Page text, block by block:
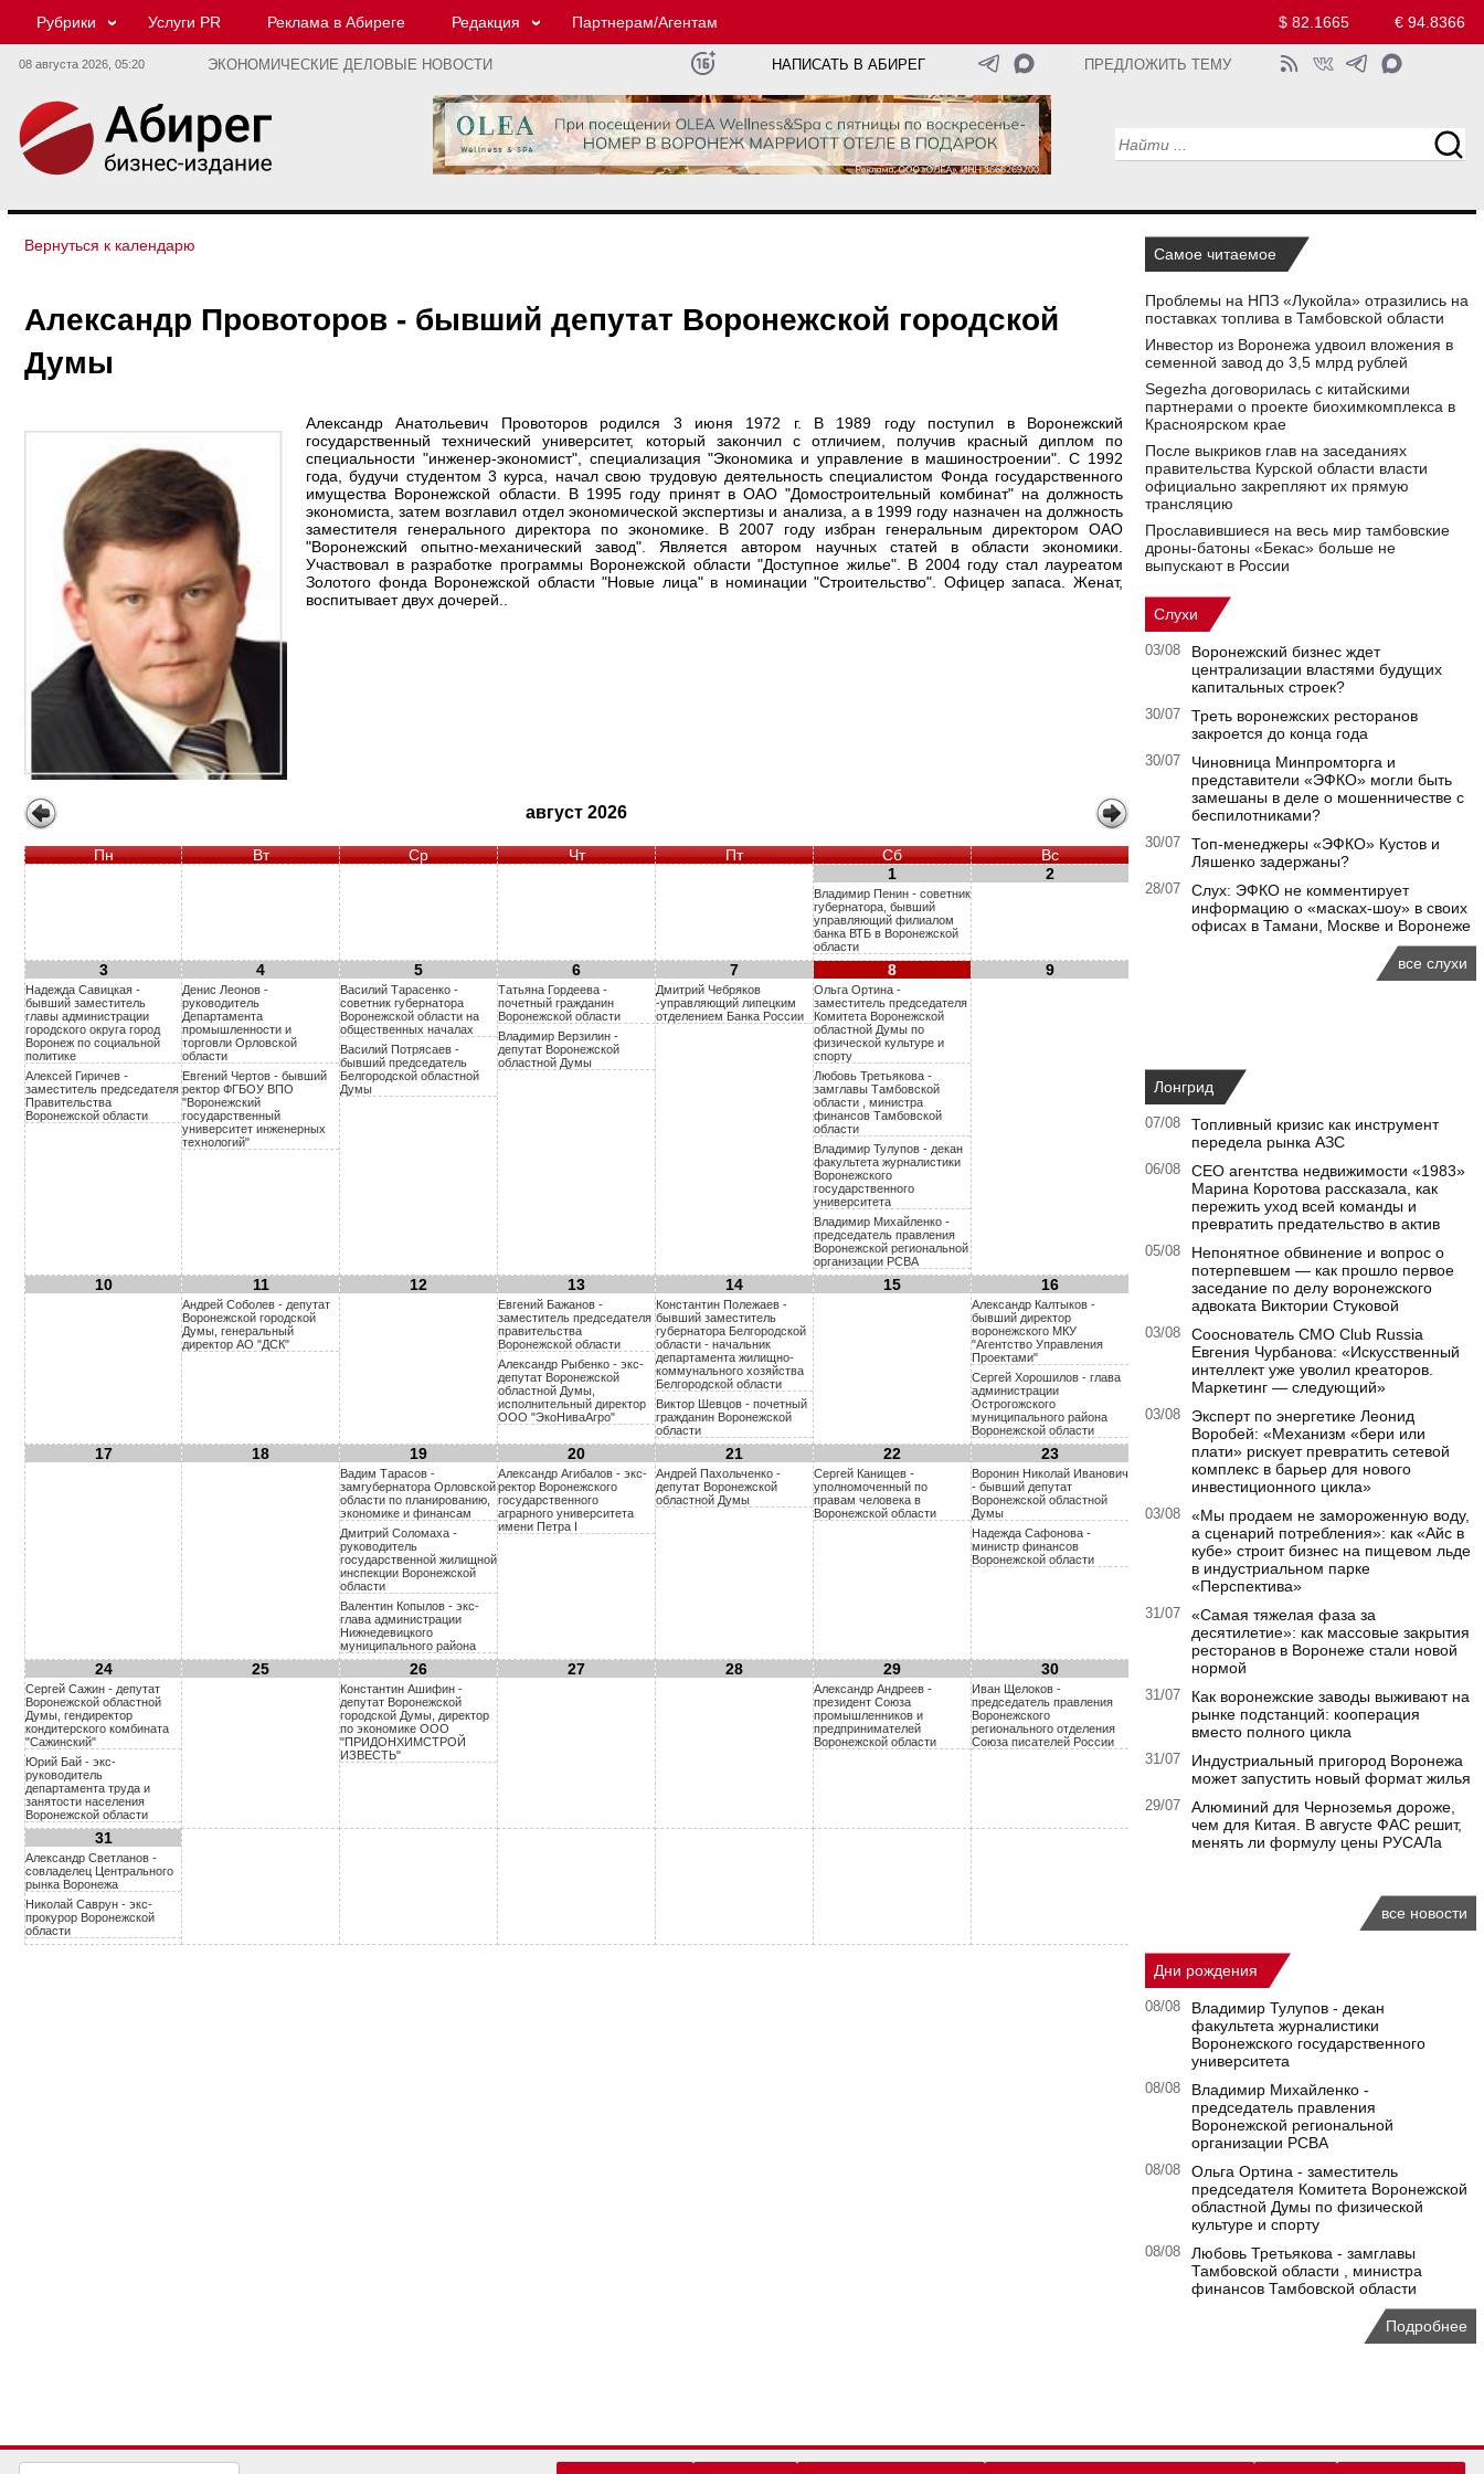
Рубрики Услуги PR Реклама в Абиреге Редакция Партнерам/Агентам $ 82.1665 € 94.8366
08 августа 2026, 05:20 ЭКОНОМИЧЕСКИЕ ДЕЛОВЫЕ НОВОСТИ НАПИСАТЬ В АБИРЕГ ПРЕДЛОЖИТЬ ТЕМУ
Вернуться к календарю
Александр Провоторов - бывший депутат Воронежской городской
Думы
Александр Анатольевич Провоторов родился 3 июня 1972 г. В 1989 году поступил в Воронежский
государственный технический университет, который закончил с отличием, получив красный диплом по
специальности "инженер-экономист", специализация "Экономика и управление в машиностроении". С 1992
года, будучи студентом 3 курса, начал свою трудовую деятельность специалистом Фонда государственного
имущества Воронежской области. В 1995 году принят в ОАО "Домостроительный комбинат" на должность
экономиста, затем возглавил отдел экономической экспертизы и анализа, а в 1999 году назначен на должность
заместителя генерального директора по экономике. В 2007 году избран генеральным директором ОАО
"Воронежский опытно-механический завод". Является автором научных статей в области экономики.
Участвовал в разработке программы Воронежской области "Доступное жилье". В 2004 году стал лауреатом
Золотого фонда Воронежской области "Новые лица" в номинации "Строительство". Офицер запаса. Женат,
воспитывает двух дочерей..
август 2026
Пн Вт Ср Чт Пт Сб
Вс
1
Владимир Пенин - советник
губернатора, бывший
управляющий филиалом
банка ВТБ в Воронежской
области
2
3
Надежда Савицкая -
бывший заместитель
главы администрации
городского округа город
Воронеж по социальной
политике
Алексей Гиричев -
заместитель председателя
Правительства
Воронежской области
4
Денис Леонов -
руководитель
Департамента
промышленности и
торговли Орловской
области
Евгений Чертов - бывший
ректор ФГБОУ ВПО
"Воронежский
государственный
университет инженерных
технологий"
5
Василий Тарасенко -
советник губернатора
Воронежской области на
общественных началах
Василий Потрясаев -
бывший председатель
Белгородской областной
Думы
6
Татьяна Гордеева -
почетный гражданин
Воронежской области
Владимир Верзилин -
депутат Воронежской
областной Думы
7
Дмитрий Чебряков
-управляющий липецким
отделением Банка России
8
Ольга Ортина -
заместитель председателя
Комитета Воронежской
областной Думы по
физической культуре и
спорту
Любовь Третьякова -
замглавы Тамбовской
области , министра
финансов Тамбовской
области
Владимир Тулупов - декан
факультета журналистики
Воронежского
государственного
университета
Владимир Михайленко -
председатель правления
Воронежской региональной
организации РСВА
9
10 11
Андрей Соболев - депутат
Воронежской городской
Думы, генеральный
директор АО "ДСК"
12 13
Евгений Бажанов -
заместитель председателя
правительства
Воронежской области
Александр Рыбенко - экс-
депутат Воронежской
областной Думы,
исполнительный директор
ООО "ЭкоНиваАгро"
14
Константин Полежаев -
бывший заместитель
губернатора Белгородской
области - начальник
департамента жилищно-
коммунального хозяйства
Белгородской области
Виктор Шевцов - почетный
гражданин Воронежской
области
15 16
Александр Калтыков -
бывший директор
воронежского МКУ
"Агентство Управления
Проектами"
Сергей Хорошилов - глава
администрации
Острогожского
муниципального района
Воронежской области
17 18 19
Вадим Тарасов -
замгубернатора Орловской
области по планированию,
экономике и финансам
Дмитрий Соломаха -
руководитель
государственной жилищной
инспекции Воронежской
области
Валентин Копылов - экс-
глава администрации
Нижнедевицкого
муниципального района
20
Александр Агибалов - экс-
ректор Воронежского
государственного
аграрного университета
имени Петра I
21
Андрей Пахольченко -
депутат Воронежской
областной Думы
22
Сергей Канищев -
уполномоченный по
правам человека в
Воронежской области
23
Воронин Николай Иванович
- бывший депутат
Воронежской областной
Думы
Надежда Сафонова -
министр финансов
Воронежской области
24
Сергей Сажин - депутат
Воронежской областной
Думы, гендиректор
кондитерского комбината
"Сажинский"
Юрий Бай - экс-
руководитель
департамента труда и
занятости населения
Воронежской области
25 26
Константин Ашифин -
депутат Воронежской
городской Думы, директор
по экономике ООО
"ПРИДОНХИМСТРОЙ
ИЗВЕСТЬ"
27 28 29
Александр Андреев -
президент Союза
промышленников и
предпринимателей
Воронежской области
30
Иван Щелоков -
председатель правления
Воронежского
регионального отделения
Союза писателей России
31
Александр Светланов -
совладелец Центрального
рынка Воронежа
Николай Саврун - экс-
прокурор Воронежской
области
Самое читаемое
Проблемы на НПЗ «Лукойла» отразились на
поставках топлива в Тамбовской области
Инвестор из Воронежа удвоил вложения в
семенной завод до 3,5 млрд рублей
Segezha договорилась с китайскими
партнерами о проекте биохимкомплекса в
Красноярском крае
После выкриков глав на заседаниях
правительства Курской области власти
официально закрепляют их прямую
трансляцию
Прославившиеся на весь мир тамбовские
дроны-батоны «Бекас» больше не
выпускают в России
Слухи
03/08
Воронежский бизнес ждет
централизации властями будущих
капитальных строек?
30/07
Треть воронежских ресторанов
закроется до конца года
30/07
Чиновница Минпромторга и
представители «ЭФКО» могли быть
замешаны в деле о мошенничестве с
беспилотниками?
30/07
Топ-менеджеры «ЭФКО» Кустов и
Ляшенко задержаны?
28/07
Слух: ЭФКО не комментирует
информацию о «масках-шоу» в своих
офисах в Тамани, Москве и Воронеже
все слухи
Лонгрид
07/08
Топливный кризис как инструмент
передела рынка АЗС
06/08
CEO агентства недвижимости «1983»
Марина Коротова рассказала, как
пережить уход всей команды и
превратить предательство в актив
05/08
Непонятное обвинение и вопрос о
потерпевшем — как прошло первое
заседание по делу воронежского
адвоката Виктории Стуковой
03/08
Сооснователь CMO Club Russia
Евгения Чурбанова: «Искусственный
интеллект уже уволил креаторов.
Маркетинг — следующий»
03/08
Эксперт по энергетике Леонид
Воробей: «Механизм «бери или
плати» рискует превратить сетевой
комплекс в барьер для нового
инвестиционного цикла»
03/08
«Мы продаем не замороженную воду,
а сценарий потребления»: как «Айс в
кубе» строит бизнес на пищевом льде
в индустриальном парке
«Перспектива»
31/07
«Самая тяжелая фаза за
десятилетие»: как массовые закрытия
ресторанов в Воронеже стали новой
нормой
31/07
Как воронежские заводы выживают на
рынке подстанций: кооперация
вместо полного цикла
31/07
Индустриальный пригород Воронежа
может запустить новый формат жилья
29/07
Алюминий для Черноземья дороже,
чем для Китая. В августе ФАС решит,
менять ли формулу цены РУСАЛа
все новости
Дни рождения
08/08
Владимир Тулупов - декан
факультета журналистики
Воронежского государственного
университета
08/08
Владимир Михайленко -
председатель правления
Воронежской региональной
организации РСВА
08/08
Ольга Ортина - заместитель
председателя Комитета Воронежской
областной Думы по физической
культуре и спорту
08/08
Любовь Третьякова - замглавы
Тамбовской области , министра
финансов Тамбовской области
Подробнее